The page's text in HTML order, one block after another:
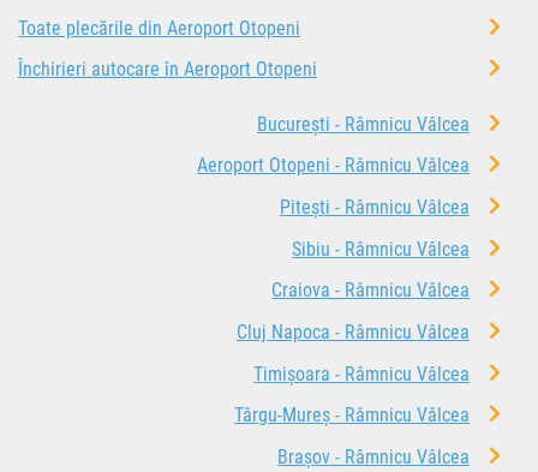
Toate plecările din Aeroport Otopeni
Închirieri autocare în Aeroport Otopeni
București - Râmnicu Vâlcea
Aeroport Otopeni - Râmnicu Vâlcea
Pitești - Râmnicu Vâlcea
Sibiu - Râmnicu Vâlcea
Craiova - Râmnicu Vâlcea
Cluj Napoca - Râmnicu Vâlcea
Timișoara - Râmnicu Vâlcea
Târgu-Mureș - Râmnicu Vâlcea
Brașov - Râmnicu Vâlcea